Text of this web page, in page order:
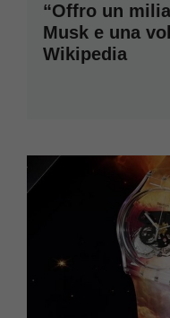
“Offro un
Musk e una
Wikipedia